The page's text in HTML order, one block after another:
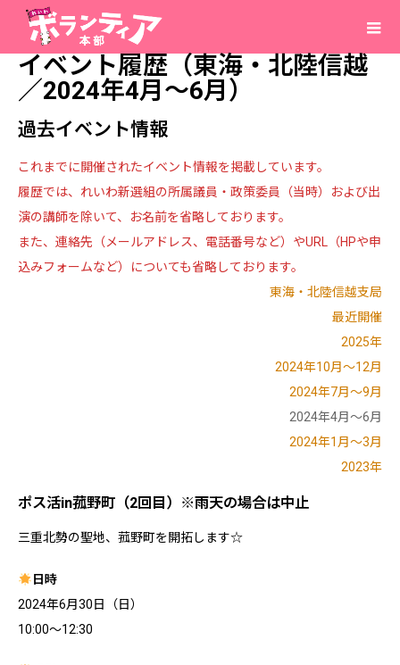
イベント履歴（東海・北陸信越
／2024年4月～6月）
過去イベント情報
これまでに開催されたイベント情報を掲載しています。
履歴では、れいわ新選組の所属議員・政策委員（当時）および出
演の講師を除いて、お名前を省略しております。
また、連絡先（メールアドレス、電話番号など）やURL（HPや申
込みフォームなど）についても省略しております。
東海・北陸信越支局
最近開催
2025年
2024年10月～12月
2024年7月～9月
2024年4月～6月
2024年1月～3月
2023年
ポス活in菰野町（2回目）※雨天の場合は中止
三重北勢の聖地、菰野町を開拓します☆
日時
2024年6月30日（日）
10:00〜12:30